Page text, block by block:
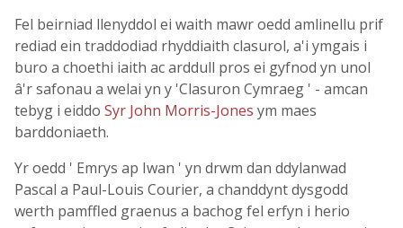
Fel beirniad llenyddol ei waith mawr oedd amlinellu prif
rediad ein traddodiad rhyddiaith clasurol, a'i ymgais i
buro a choethi iaith ac arddull pros ei gyfnod yn unol
â'r safonau a welai yn y 'Clasuron Cymraeg ' - amcan
tebyg i eiddo Syr John Morris-Jones ym maes
barddoniaeth.
Yr oedd ' Emrys ap Iwan ' yn drwm dan ddylanwad
Pascal a Paul-Louis Courier, a chanddynt dysgodd
werth pamffled graenus a bachog fel erfyn i herio